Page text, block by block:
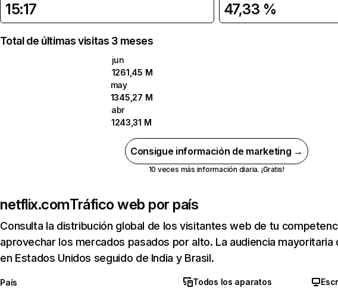
15:17 47,33 %
Total de últimas visitas 3 meses
jun
1261,45 M
may
1345,27 M
abr
1243,31 M
Consigue información de marketing →
10 veces más información diaria. ¡Gratis!
netflix.comTráfico web por país
Consulta la distribución global de los visitantes web de tu
aprovechar los mercados pasados por alto. La audiencia
en Estados Unidos seguido de India y Brasil.
País Todos los aparatos